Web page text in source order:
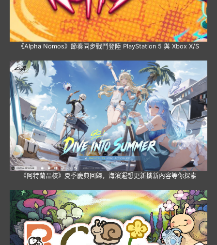
《Alpha Nomos》節奏同步戰鬥登陸 PlayStation 5 與 Xbox X/S
《阿特蘭晶核》夏季慶典回歸，海濱遐想更新攜新內容等你探索